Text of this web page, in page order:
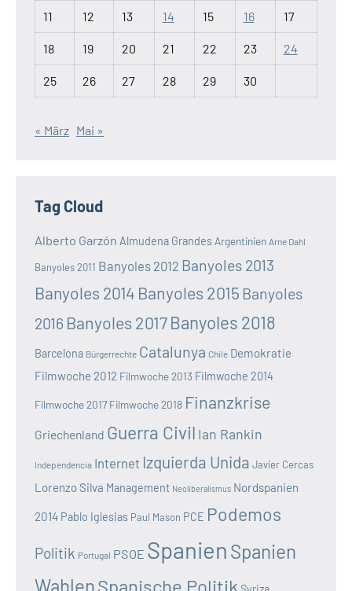
11 12 13 14 15 16 17
18 19 20 21 22 23 24
25 26 27 28 29 30
« März Mai »
Tag Cloud
Alberto Garzón Almudena Grandes Argentinien Arne Dahl
Banyoles 2011 Banyoles 2012 Banyoles 2013
Banyoles 2014 Banyoles 2015 Banyoles
2016 Banyoles 2017 Banyoles 2018
Barcelona Bürgerrechte Catalunya Chile Demokratie
Filmwoche 2012 Filmwoche 2013 Filmwoche 2014
Filmwoche 2017 Filmwoche 2018 Finanzkrise
Griechenland Guerra Civil Ian Rankin
Independencia Internet Izquierda Unida Javier Cercas
Lorenzo Silva Management Neoliberalismus Nordspanien
2014 Pablo Iglesias Paul Mason PCE Podemos
Politik Portugal PSOE Spanien Spanien
WahlenSpanische Politik